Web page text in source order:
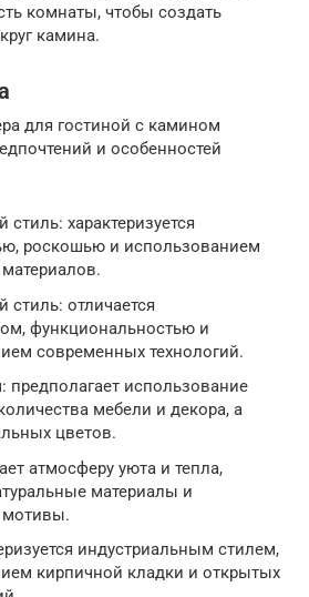
комнаты, чтобы создать
камина.
для гостиной с камином
и особенностей
стиль: характеризуется
роскошью и использованием
отличается
функциональностью и
современных технологий.
использование
мебели и декора, а
цветов.
атмосферу уюта и тепла,
материалы и
мотивы.
индустриальным стилем,
кирпичной кладки и открытых